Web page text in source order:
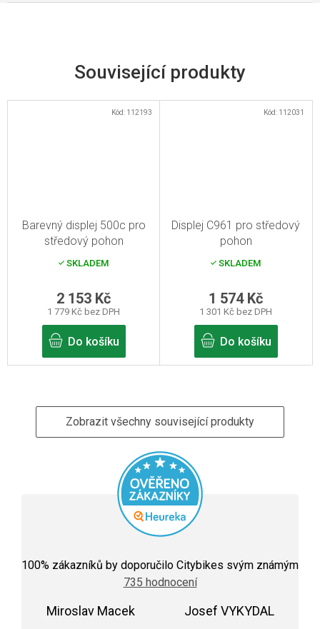
Související produkty
Barevný displej 500c pro
středový pohon
SKLADEM
1 779 Kč bez DPH
2 153 Kč
Do košíku
Kód: 112193
Displej C961 pro středový
pohon
SKLADEM
1 301 Kč bez DPH
1 574 Kč
Do košíku
Kód: 112031
Zobrazit všechny související produkty
hodnocení
obchodu
je
100% zákazníků by doporučilo Citybikes svým známým
735 hodnocení
Miroslav Macek Josef VYKYDAL